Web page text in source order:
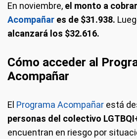
En noviembre, el monto a
Acompañar es de $31.938.
alcanzará los $32.616.
Cómo acceder al
Acompañar
El Programa Acompañar está
personas del colectivo
encuentran en riesgo por